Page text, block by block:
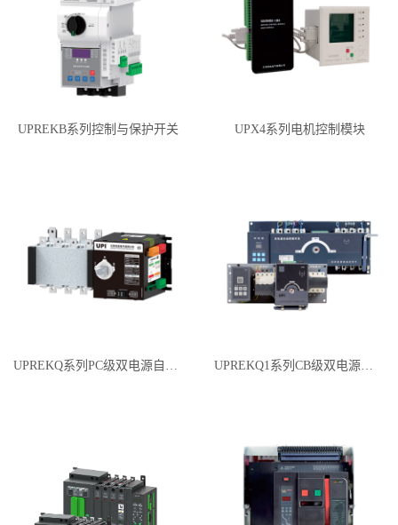
UPREKB系列控制与保护开关 UPX4系列电机控制模块
UPREKQ系列PC级双电源自动转换开关 UPREKQ1系列CB级双电源自动转换开关